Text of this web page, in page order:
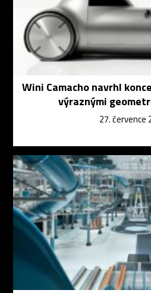
Wini Camacho navrhl
výraznými
27. července